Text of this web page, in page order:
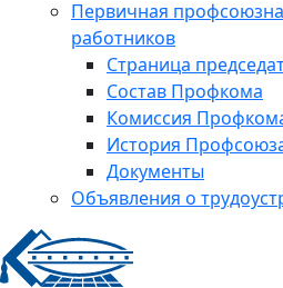
Первичная
работников
Страница
Состав Профкома
Комиссия
История
Документы
Объявления о